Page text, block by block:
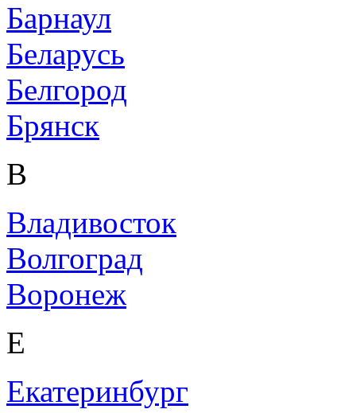
Барнаул
Беларусь
Белгород
Брянск
В
Владивосток
Волгоград
Воронеж
Е
Екатеринбург